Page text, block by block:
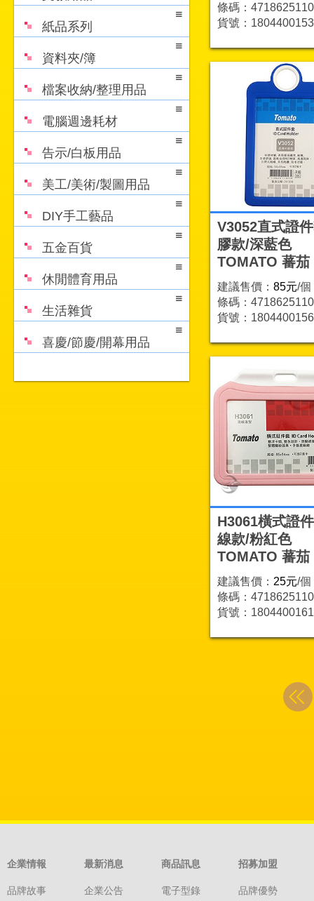
紙品系列
資料夾/簿
檔案收納/整理用品
電腦週邊耗材
告示/白板用品
美工/美術/製圖用品
DIY手工藝品
五金百貨
休閒體育用品
生活雜貨
喜慶/節慶/開幕用品
條碼：
貨號：1804400153
V3052直式證
膠款/深藍色
TOMATO 蕃茄
建議售價： 85元/個
條碼：
貨號：1804400156
H3061橫式證
線款/粉紅色
TOMATO 蕃茄
建議售價： 25元/個
條碼：
貨號：1804400161
企業情報
品牌故事
最新消息
企業公告
商品訊息
電子型錄
招募加盟
品牌優勢